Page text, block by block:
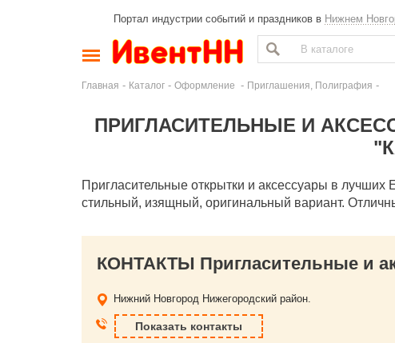
Портал индустрии событий и праздников в Нижнем
Главная - Каталог - Оформление - Приглашения, Полиграфия -
ПРИГЛАСИТЕЛЬНЫЕ И
Пригласительные открытки и аксессуары в лучших
стильный, изящный, оригинальный вариант.
Нижний Новгород Нижегородский район.
Показать контакты